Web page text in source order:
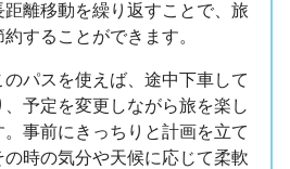
距離移動を繰り返すことで、旅
することができます。
のパスを使えば、途中下車して
予定を変更しながら旅を楽し
事前にきっちりと計画を立て
の時の気分や天候に応じて柔軟